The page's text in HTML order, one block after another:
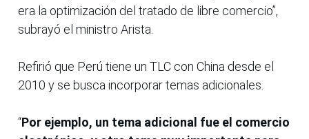
era la optimización del tratado de libre comercio”,
subrayó el ministro Arista.
Refirió que Perú tiene un TLC con China desde el
2010 y se busca incorporar temas adicionales.
“Por ejemplo, un tema adicional fue el comercio